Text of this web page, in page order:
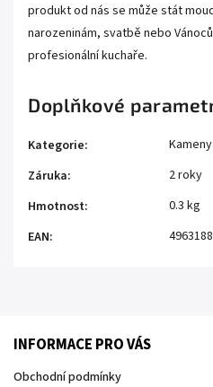
produkt od nás se může stát
narozeninám, svatbě nebo
profesionální kuchaře.
Doplňkové
Kategorie:
Záruka:
2 roky
Hmotnost:
0.3 kg
EAN:
INFORMACE PRO VÁS
Obchodní podmínky